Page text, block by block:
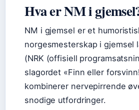
Hva er NM i
NM i gjemsel er et
norgesmesterskap i gjemsel
(NRK (offisiell
slagordet «Finn eller
kombinerer nervepirrende
snodige utfordringer.